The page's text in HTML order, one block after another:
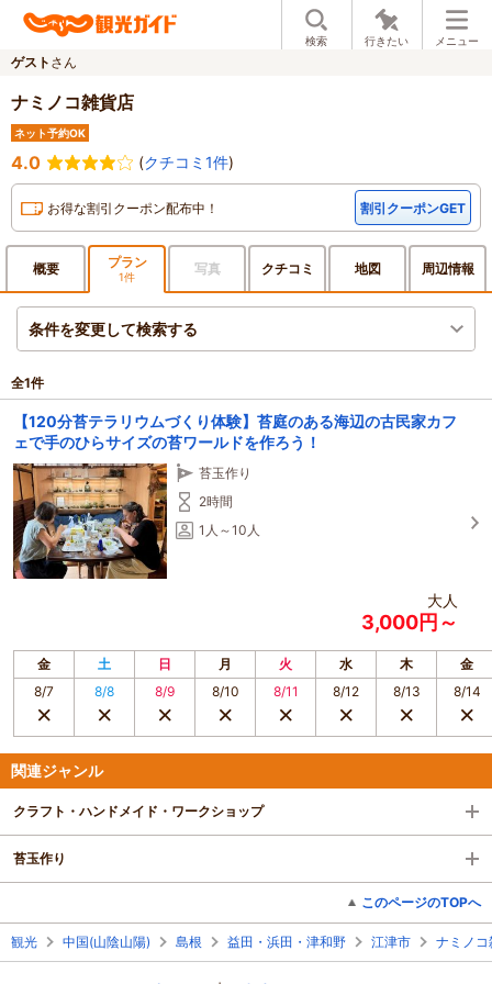
検索 行きたい メニュー
ゲスト さん
ナミノコ雑貨店
ネット予約OK
4.0 (クチコミ1件)
お得な割引クーポン配布中！ 割引クーポンGET
概要 プラン
1件 写真 クチコミ 地図 周辺情報
条件を変更して検索する
全1件
【120分苔テラリウムづくり体験】苔庭のある海辺の古民家カフ
ェで手のひらサイズの苔ワールドを作ろう！
苔玉作り
2時間
1人～10人
大人
3,000円～
金 土 日 月 火 水 木
金
8/7
8/8 8/9 8/10 8/11 8/12 8/13 8/14
関連ジャンル
クラフト・ハンドメイド・ワークショップ
苔玉作り
このページのTOPへ
観光 中国(山陰山陽) 島根 益田・浜田・津和野 江津市 ナミノコ